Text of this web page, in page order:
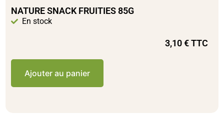
NATURE SNACK FRUITIES 85G
En stock
3,10€TTC
Ajouter au panier